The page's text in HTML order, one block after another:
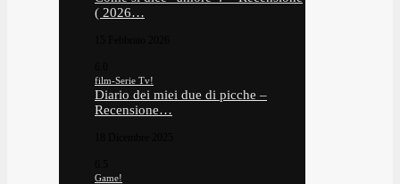
( 2026…
film-Serie Tv!
Diario dei miei due di picche –
Recensione…
Game!